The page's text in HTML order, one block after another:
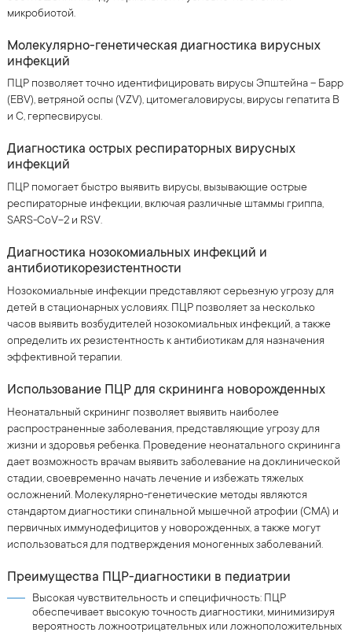
микробиотой.
Молекулярно-генетическая диагностика вирусных
инфекций
ПЦР позволяет точно идентифицировать вирусы Эпштейна – Барр
(EBV), ветряной оспы (VZV), цитомегаловирусы, вирусы гепатита B
и С, герпесвирусы.
Диагностика острых респираторных вирусных
инфекций
ПЦР помогает быстро выявить вирусы, вызывающие острые
респираторные инфекции, включая различные штаммы гриппа,
SARS-CoV-2 и RSV.
Диагностика нозокомиальных инфекций и
антибиотикорезистентности
Нозокомиальные инфекции представляют серьезную угрозу для
детей в стационарных условиях. ПЦР позволяет за несколько
часов выявить возбудителей нозокомиальных инфекций, а также
определить их резистентность к антибиотикам для назначения
эффективной терапии.
Использование ПЦР для скрининга новорожденных
Неонатальный скрининг позволяет выявить наиболее
распространенные заболевания, представляющие угрозу для
жизни и здоровья ребенка. Проведение неонатального скрининга
дает возможность врачам выявить заболевание на доклинической
стадии, своевременно начать лечение и избежать тяжелых
осложнений. Молекулярно-генетические методы являются
стандартом диагностики спинальной мышечной атрофии (СМА) и
первичных иммунодефицитов у новорожденных, а также могут
использоваться для подтверждения моногенных заболеваний.
Преимущества ПЦР-диагностики в педиатрии
Высокая чувствительность и специфичность: ПЦР
обеспечивает высокую точность диагностики, минимизируя
вероятность ложноотрицательных или ложноположительных